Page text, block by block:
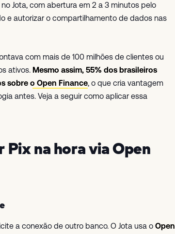
Jota, com abertura em 2 a 3 minutos pelo
e autorizar o compartilhamento de dados nas
com mais de 100 milhões de clientes ou
ativos. Mesmo assim, 55% dos brasileiros
sobre o Open Finance, o que cria vantagem
antes. Veja a seguir como aplicar essa
Pix na hora via Open
a conexão de outro banco. O Jota usa o Open